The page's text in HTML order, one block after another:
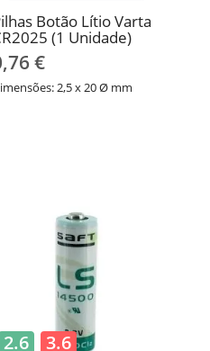
Botão Lítio Varta
(1 Unidade)
€
2,5 x 20 Ø mm
2.6 3.6